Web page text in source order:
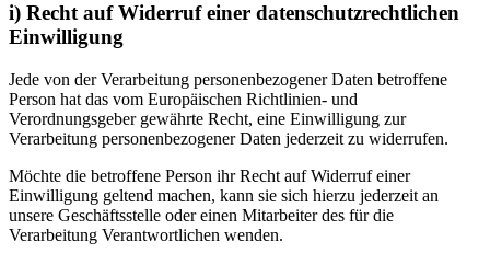
i) Recht auf Widerruf einer datenschutzrechtlichen
Einwilligung
Jede von der Verarbeitung personenbezogener Daten betroffene
Person hat das vom Europäischen Richtlinien- und
Verordnungsgeber gewährte Recht, eine Einwilligung zur
Verarbeitung personenbezogener Daten jederzeit zu widerrufen.
Möchte die betroffene Person ihr Recht auf Widerruf einer
Einwilligung geltend machen, kann sie sich hierzu jederzeit an
unsere Geschäftsstelle oder einen Mitarbeiter des für die
Verarbeitung Verantwortlichen wenden.